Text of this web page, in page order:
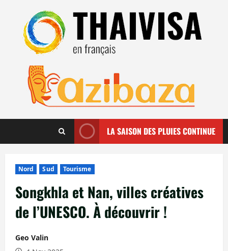
contenu
LA SAISON DES PLUIES CONTINUE
Nord Sud Tourisme
Songkhla et Nan, villes créatives
de l’UNESCO. À découvrir !
Geo Valin